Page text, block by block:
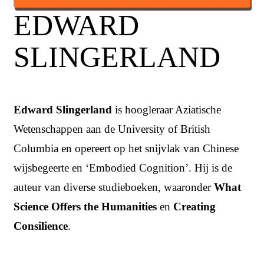
EDWARD
SLINGERLAND
Edward Slingerland is hoogleraar Aziatische
Wetenschappen aan de University of British
Columbia en opereert op het snijvlak van Chinese
wijsbegeerte en ‘Embodied Cognition’. Hij is de
auteur van diverse studieboeken, waaronderWhat
Science Offers the Humanities en Creating
Consilience.